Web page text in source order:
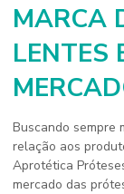
MARCA
LENTES
Buscando sempre
relação aos
Aprotética
mercado das